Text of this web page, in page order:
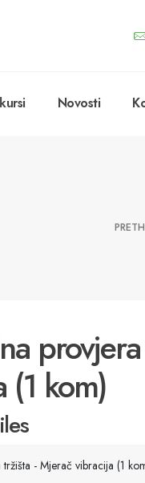
Novosti
(1 kom)
- Mjerač vibracija (1